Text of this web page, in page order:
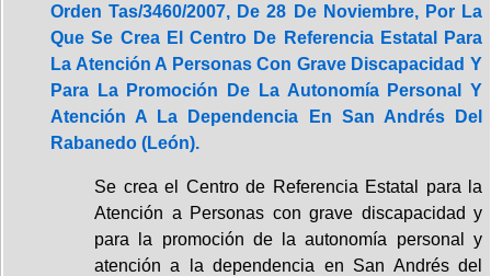
Orden Tas/3460/2007, De 28 De Noviembre, Por La
Que Se Crea El Centro De Referencia Estatal Para
La Atención A Personas Con Grave Discapacidad Y
Para La Promoción De La Autonomía Personal Y
Atención A La Dependencia En San Andrés Del
Rabanedo (León).
Se crea el Centro de Referencia Estatal para la
Atención a Personas con grave discapacidad y
para la promoción de la autonomía personal y
atención a la dependencia en San Andrés del